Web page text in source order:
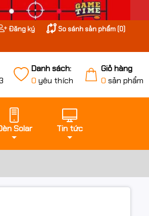
Đăng ký So sánh sản phẩm (0)
Danh sách:
0 yêu thích
Giỏ hàng
0 sản phẩm
Solar Tin tức